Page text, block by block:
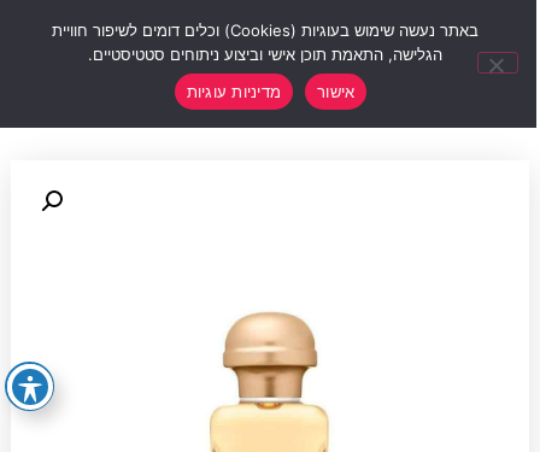
באתר נעשה שימוש בעוגיות (Cookies) וכלים דומים לשיפור חוויית
הגלישה, התאמת תוכן אישי וביצוע ניתוחים סטטיסטיים.
אישור
מדיניות עוגיות